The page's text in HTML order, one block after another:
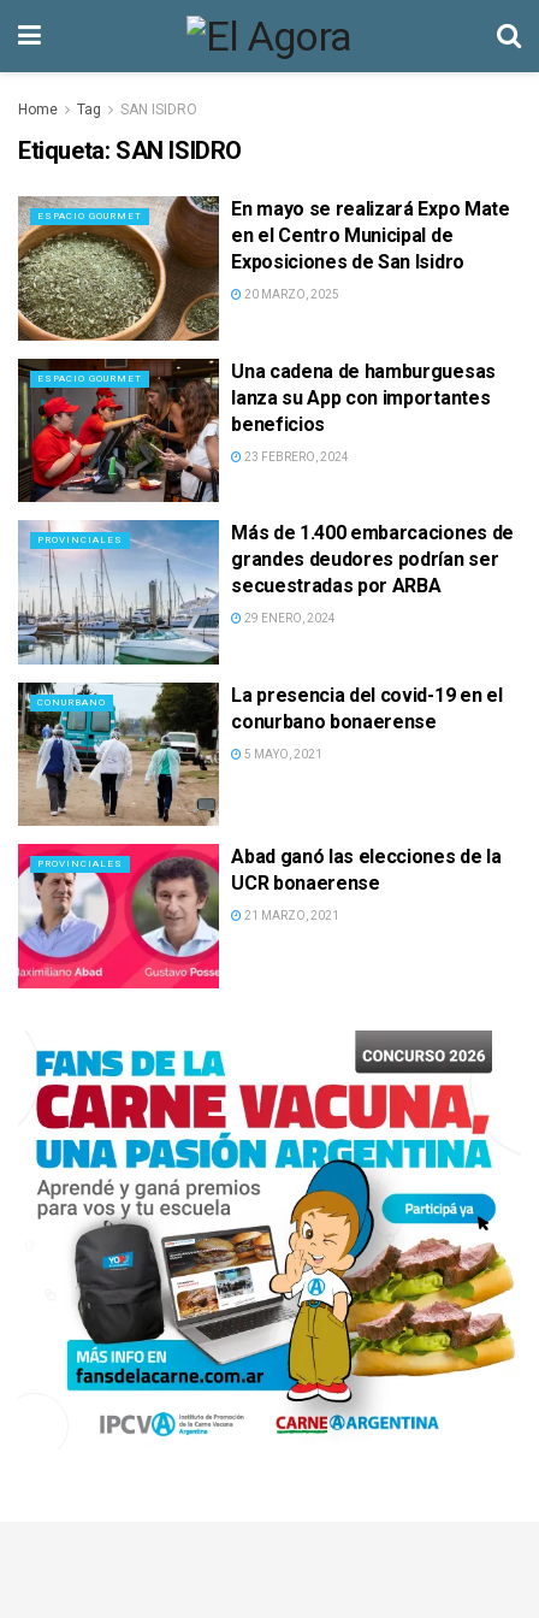
Home Tag SAN ISIDRO
Etiqueta: SAN ISIDRO
ESPACIO GOURMET
En mayo se realizará Expo Mate
en el Centro Municipal de
Exposiciones de San Isidro
20 MARZO, 2025
ESPACIO GOURMET
Una cadena de hamburguesas
lanza su App con importantes
beneficios
23 FEBRERO, 2024
PROVINCIALES
Más de 1.400 embarcaciones de
grandes deudores podrían ser
secuestradas por ARBA
29 ENERO, 2024
CONURBANO
La presencia del covid-19 en el
conurbano bonaerense
5 MAYO, 2021
PROVINCIALES
Abad ganó las elecciones de la
UCR bonaerense
21 MARZO, 2021